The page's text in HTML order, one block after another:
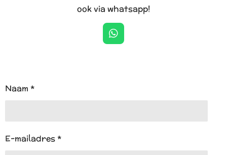
ook via whatsapp!
W
h
Naam *
E-mailadres *